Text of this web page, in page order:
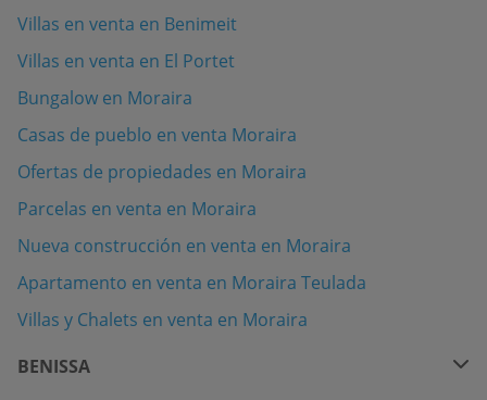
Villas en venta en Benimeit
Villas en venta en El Portet
Bungalow en Moraira
Casas de pueblo en venta Moraira
Ofertas de propiedades en Moraira
Parcelas en venta en Moraira
Nueva construcción en venta en Moraira
Apartamento en venta en Moraira Teulada
Villas y Chalets en venta en Moraira
BENISSA